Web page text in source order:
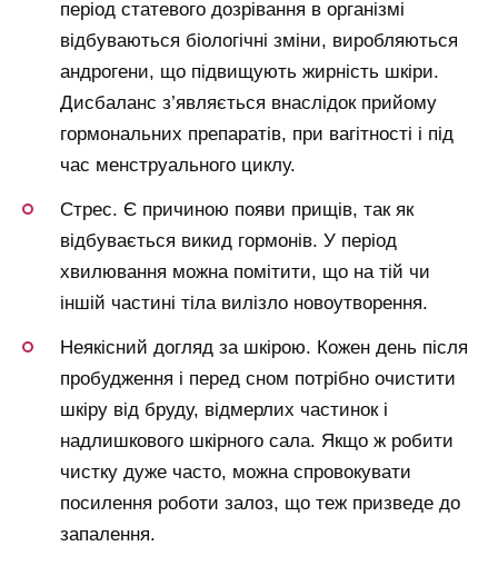
період статевого дозрівання в організмі
відбуваються біологічні зміни, виробляються
андрогени, що підвищують жирність шкіри.
Дисбаланс з’являється внаслідок прийому
гормональних препаратів, при вагітності і під
час менструального циклу.
Стрес. Є причиною появи прищів, так як
відбувається викид гормонів. У період
хвилювання можна помітити, що на тій чи
іншій частині тіла вилізло новоутворення.
Неякісний догляд за шкірою. Кожен день після
пробудження і перед сном потрібно очистити
шкіру від бруду, відмерлих частинок і
надлишкового шкірного сала. Якщо ж робити
чистку дуже часто, можна спровокувати
посилення роботи залоз, що теж призведе до
запалення.